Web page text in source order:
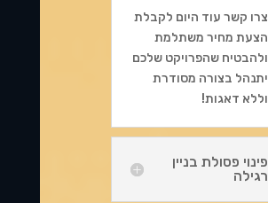
צרו קשר עוד היום לקבלת
הצעת מחיר משתלמת
ולהבטיח שהפרויקט שלכם
יתנהל בצורה מסודרת
וללא דאגות!
פינוי פסולת בניין
רגילה